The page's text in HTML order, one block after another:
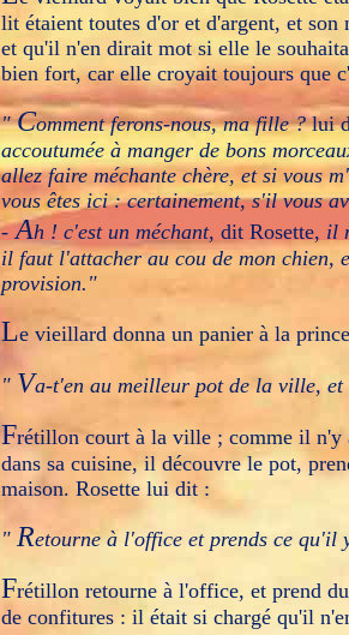
lit étaient toutes d'or et d'argent, et
et qu'il n'en dirait mot si elle le
bien fort, car elle croyait toujours que
"Comment ferons-nous, ma fille ?lui
accoutumée à manger de bons
allez faire méchante chère, et si vous
vous êtes ici : certainement, s'il vous
-Ah ! c'est un méchant, dit Rosette, il
il faut l'attacher au cou de mon
provision."
Le vieillard donna un panier à la
" Va-t'en au meilleur pot de la ville,
Frétillon court à la ville ; comme il
dans sa cuisine, il découvre le pot,
maison. Rosette lui dit :
" Retourne à l'office et prends ce qu'il
Frétillon retourne à l'office, et prend
de confitures : il était si chargé qu'il